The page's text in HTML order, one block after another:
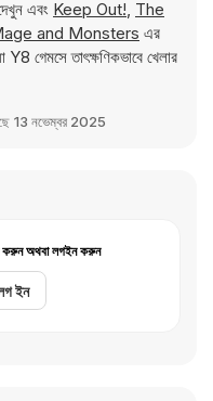
এবং Keep Out!, The
and Monsters এর
গেমসে তাৎক্ষণিকভাবে খেলার
13 নভেম্বর 2025
করুন অথবা লগইন করুন
ইন